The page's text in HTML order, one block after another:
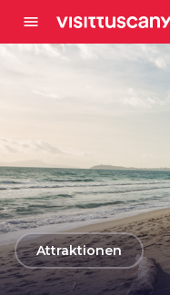
menu
arrow_backAttraktionen